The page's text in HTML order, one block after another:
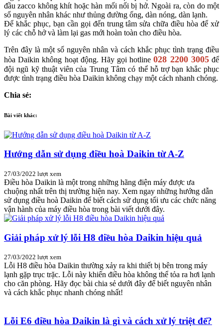
đầu zacco không khít hoặc hàn mối nối bị hở. Ngoài ra, còn do một
số nguyên nhân khác như thủng đường ống, dàn nóng, dàn lạnh.
Để khắc phục, bạn cần gọi đến trung tâm sửa chữa điều hòa để xử
lý các chỗ hở và làm lại gas mới hoàn toàn cho điều hòa.
Trên đây là một số nguyên nhân và cách khắc phục tình trạng điều
hòa Daikin không hoạt động. Hãy gọi hotline028 2200 3005 để
đội ngũ kỹ thuật viên của Trung Tâm có thể hỗ trợ bạn khắc phục
được tình trạng điều hòa Daikin không chạy một cách nhanh chóng.
Chia sẻ:
Bài viết khác:
Hướng dẫn sử dụng điều hoà Daikin từ A-Z
27/03/2022 lượt xem
Điều hòa Daikin là một trong những hãng điện máy được ưa
chuộng nhất trên thị trường hiện nay. Xem ngay những hướng dẫn
sử dụng điều hoà Daikin để biết cách sử dụng tối ưu các chức năng
vận hành của máy điều hòa trong bài viết dưới đây.
Giải pháp xử lý lỗi H8 điều hòa Daikin hiệu quả
27/03/2022 lượt xem
Lỗi H8 điều hòa Daikin thường xảy ra khi thiết bị bên trong máy
lạnh gặp trục trặc. Lỗi này khiến điều hòa không thể tỏa ra hơi lạnh
cho căn phòng. Hãy đọc bài chia sẻ dưới đây để biết nguyên nhân
và cách khắc phục nhanh chóng nhất!
Lỗi E6 điều hòa Daikin là gì và cách xử lý triệt để?